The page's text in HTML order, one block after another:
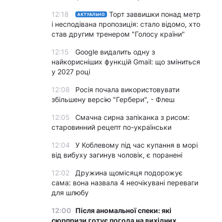
12:18 АКТУАЛЬНО
Торт заввишки понад метр
і несподівана пропозиція: стало відомо, хто
став другим тренером "Голосу країни"
12:15
Google видалить одну з
найкорисніших функцій Gmail: що зміниться
у 2027 році
12:08
Росія почала використовувати
збільшену версію "Гербери", - Флеш
12:05
Смачна сирна запіканка з рисом:
старовинний рецепт по-українськи
12:04
У Коблевому під час купання в морі
від вибуху загинув чоловік, є поранені
12:02
Дружина щомісяця подорожує
сама: вона назвала 4 неочікувані переваги
для шлюбу
12:00 Після аномальної спеки: які
сюрпризи готує погода на вихідних